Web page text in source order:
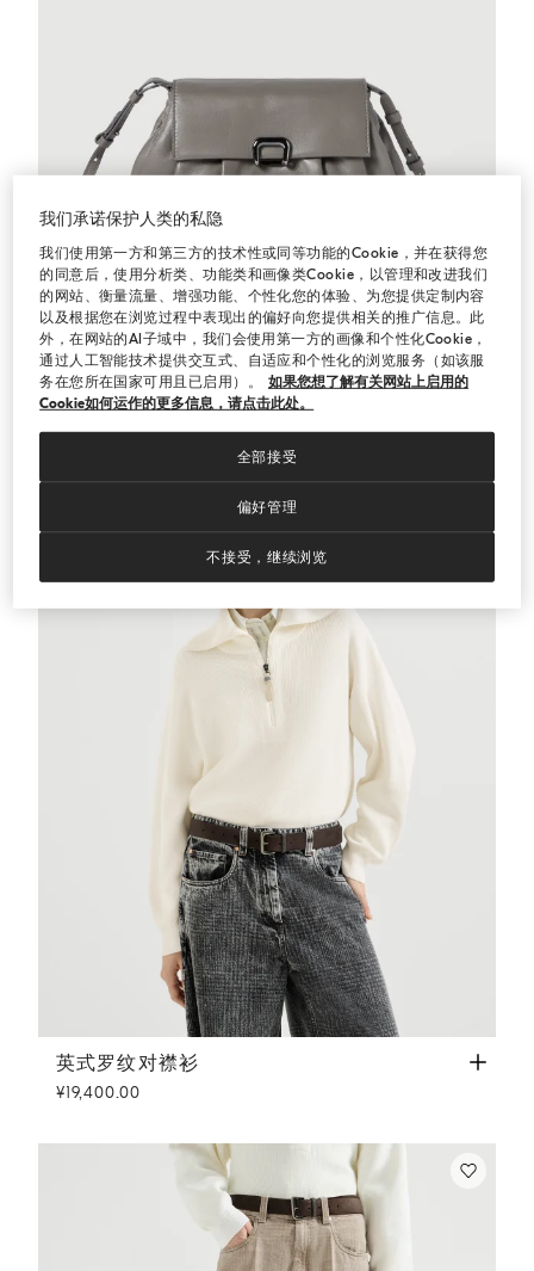
Boule 纳帕皮手拿包 石灰色
Boule 纳帕皮手拿包
¥29,000.00
2 色
英式罗纹对襟衫 巴拿马色
英式罗纹对襟衫
¥19,400.00
我们承诺保护人类的私隐
我们使用第一方和第三方的技术性或同等功能的Cookie，并在获得您
的同意后，使用分析类、功能类和画像类Cookie，以管理和改进我们
的网站、衡量流量、增强功能、个性化您的体验、为您提供定制内容
以及根据您在浏览过程中表现出的偏好向您提供相关的推广信息。此
外，在网站的AI子域中，我们会使用第一方的画像和个性化Cookie，
通过人工智能技术提供交互式、自适应和个性化的浏览服务（如该服
务在您所在国家可用且已启用）。
如果您想了解有关网站上启用的
Cookie如何运作的更多信息，请点击此处。
偏好管理
不接受，继续浏览
全部接受